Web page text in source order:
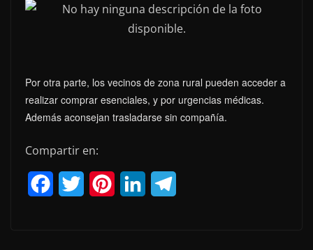
Por otra parte, los vecinos de zona rural pueden acceder a
realizar comprar esenciales, y por urgencias médicas.
Además aconsejan trasladarse sin compañía.
Compartir en: